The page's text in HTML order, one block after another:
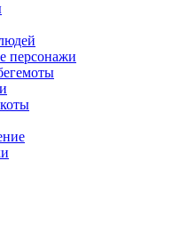
персонажи